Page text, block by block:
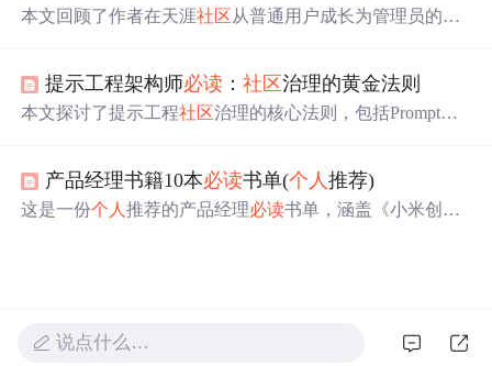
异等，最后分析了该岗位发展前景。
本文回顾了作者在天涯社区从普通用户成长为管理员的经
提示工程架构师必读 ：社区治理的黄金法则
本文探讨了提示工程社区治理的核心法则，包括Prompt的
辅助治理等内容。通过理论推导与实践案例相结合，为提
示工程架构师提供了从社区治理到生态共生的完整方法
产品经理书籍10本必读书单(个人推荐)
这是一份个人推荐的产品经理必读书单，涵盖《小米创业
说点什么…